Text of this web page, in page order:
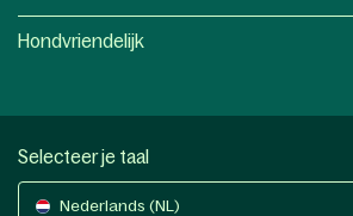
Hondvriendelijk
Selecteer je taal
Nederlands (NL)